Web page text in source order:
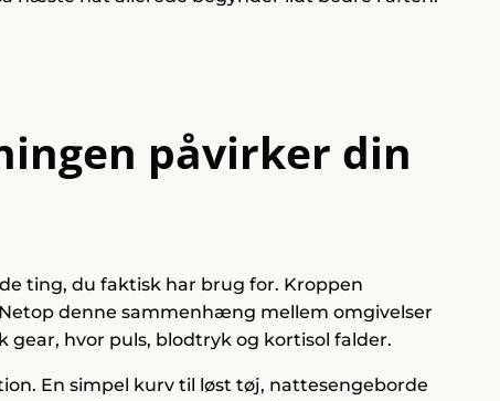
påvirker din
ting, du faktisk har brug for. Kroppen
denne sammenhæng mellem omgivelser
hvor puls, blodtryk og kortisol falder.
En simpel kurv til løst tøj, nattesengeborde